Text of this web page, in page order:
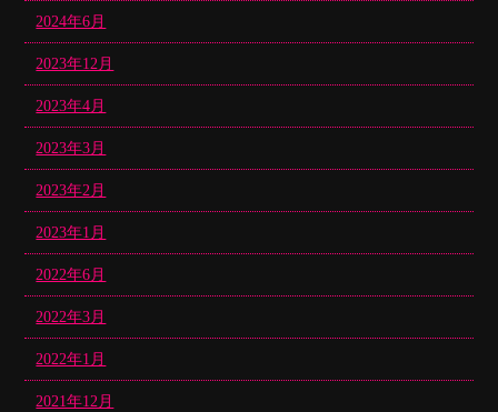
2024年6月
2023年12月
2023年4月
2023年3月
2023年2月
2023年1月
2022年6月
2022年3月
2022年1月
2021年12月